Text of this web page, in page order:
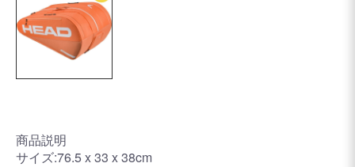
商品説明
サイズ:76.5 x 33 x 38cm